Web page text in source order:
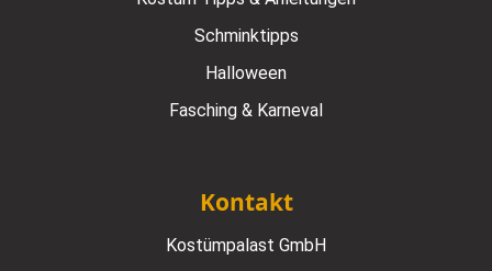
Schminktipps
Halloween
Fasching & Karneval
Kontakt
Kostümpalast GmbH